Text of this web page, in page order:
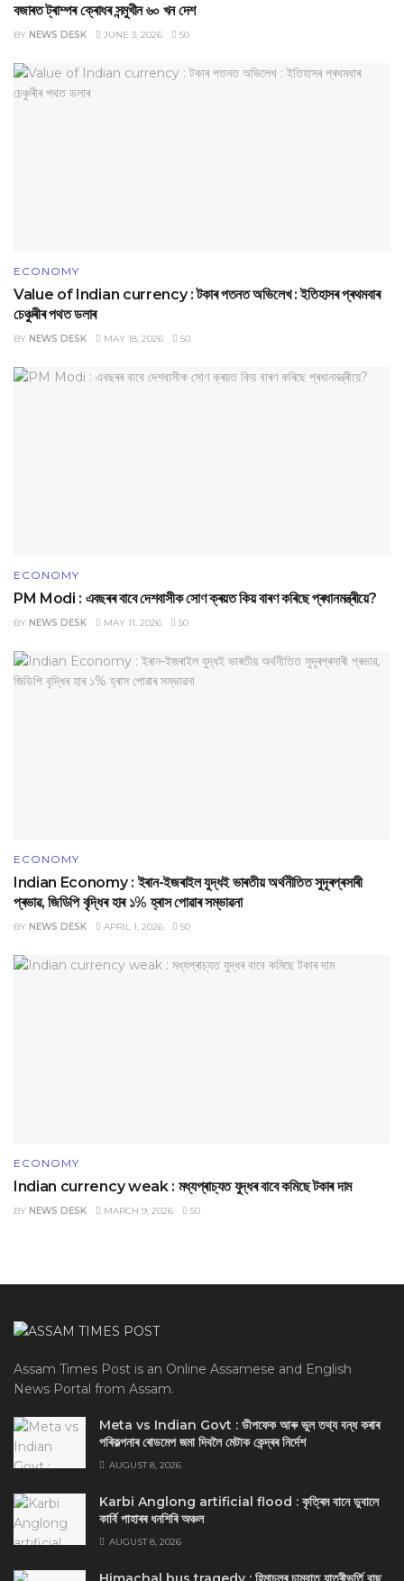
বজাৰত ট্ৰাম্পৰ ক্ৰোধৰ সন্মুখীন ৬০ খন দেশ
BY NEWS DESK JUNE 3, 2026 50
ECONOMY
Value of Indian currency : টকাৰ পতনত অভিলেখ : ইতিহাসৰ প্ৰথমবাৰ
চেঞ্চুৰীৰ পথত ডলাৰ
BY NEWS DESK MAY 18, 2026 50
ECONOMY
PM Modi : এবছৰৰ বাবে দেশবাসীক সোণ ক্ৰয়ত কিয় বাৰণ কৰিছে প্ৰধানমন্ত্ৰীয়ে?
BY NEWS DESK MAY 11, 2026 50
ECONOMY
Indian Economy : ইৰান-ইজৰাইল যুদ্ধই ভাৰতীয় অৰ্থনীতিত সুদূৰপ্ৰসাৰী
প্ৰভাৱ, জিডিপি বৃদ্ধিৰ হাৰ ১% হ্ৰাস পোৱাৰ সম্ভাৱনা
BY NEWS DESK APRIL 1, 2026 50
ECONOMY
Indian currency weak : মধ্যপ্ৰাচ্যত যুদ্ধৰ বাবে কমিছে টকাৰ দাম
BY NEWS DESK MARCH 9, 2026 50
Assam Times Post is an Online Assamese and English
News Portal from Assam.
Meta vs Indian Govt : ডীপফেক আৰু ভুল তথ্য বন্ধ কৰাৰ
পৰিকল্পনাৰ ৰোডমেপ জমা দিবলৈ মেটাক কেন্দ্ৰৰ নিৰ্দেশ
AUGUST 8, 2026
Karbi Anglong artificial flood : কৃত্ৰিম বানে ডুবালে
কাৰ্বি পাহাৰৰ ধনশিৰি অঞ্চল
AUGUST 8, 2026